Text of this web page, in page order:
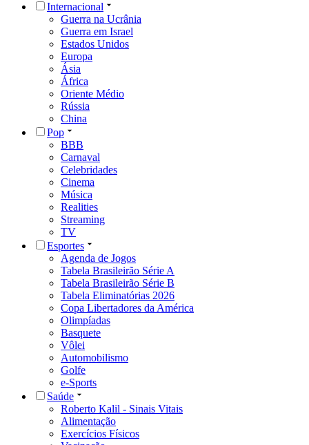
Internacional
Guerra na Ucrânia
Guerra em Israel
Estados Unidos
Europa
Ásia
África
Oriente Médio
Rússia
China
Pop
BBB
Carnaval
Celebridades
Cinema
Música
Realities
Streaming
TV
Esportes
Agenda de Jogos
Tabela Brasileirão Série A
Tabela Brasileirão Série B
Tabela Eliminatórias 2026
Copa Libertadores da América
Olimpíadas
Basquete
Vôlei
Automobilismo
Golfe
e-Sports
Saúde
Roberto Kalil - Sinais Vitais
Alimentação
Exercícios Físicos